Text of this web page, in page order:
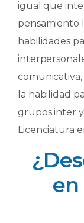
igual que
pensamiento
habilidades
la habilidad
grupos inter y
Licenciatura
en